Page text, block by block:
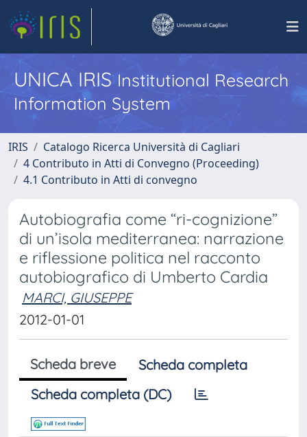
UNICA IRISInstitutional Research
Information System
IRIS
Catalogo Ricerca Università di Cagliari
4 Contributo in Atti di Convegno (Proceeding)
4.1 Contributo in Atti di convegno
Autobiografia come “ri-cognizione”
di un’isola mediterranea: narrazione
e riflessione politica nel racconto
autobiografico di Umberto Cardia
MARCI, GIUSEPPE
2012-01-01
Scheda breve
Scheda completa
Scheda completa (DC)